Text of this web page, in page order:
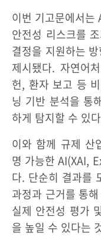
이번 기고문에서는
안전성 리스크를
결정을 지원하는
제시됐다. 자연어
헌, 환자 보고 등
닝 기반 분석을 통
하게 탐지할 수 있
이와 함께 규제 산
명 가능한 AI(XAI,
다. 단순히 결과를
과정과 근거를 통
실제 안전성 평가
을 높일 수 있다는